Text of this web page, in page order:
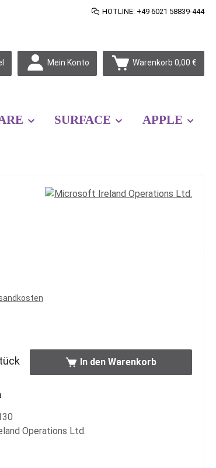
HOTLINE: +49 6021 58839-444
Mein Konto Warenkorb 0,00 €
SURFACE APPLE
Wert ein oder benutze die Schaltflächen um
In den Warenkorb
Operations Ltd.